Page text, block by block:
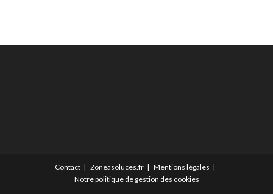
Contact Zoneasoluces.fr
Mentions légales
Notre politique de gestion des cookies